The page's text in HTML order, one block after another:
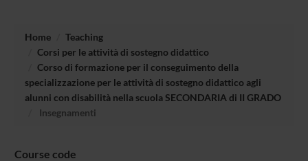
Home
Teaching
Corsi per le attività di sostegno didattico
Corso di formazione per il conseguimento della
specializzazione per le attività di sostegno didattico agli
alunni con disabilità nella scuola SECONDARIA di II GRADO
Insegnamenti
Course code